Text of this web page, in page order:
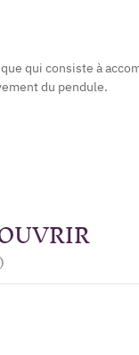
qui consiste à
du pendule.